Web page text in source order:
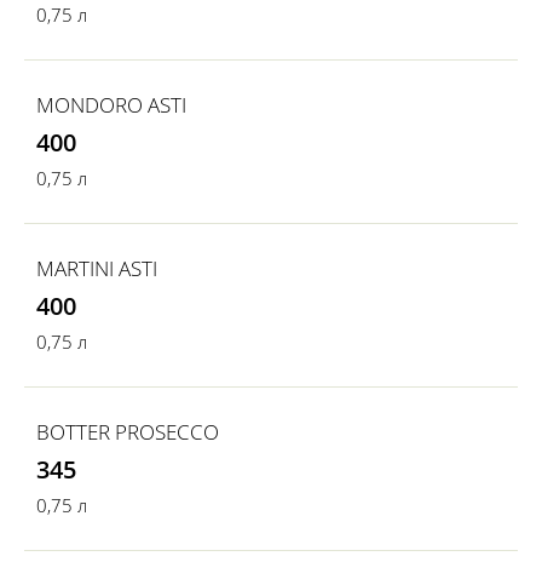
0,75 л
MONDORO ASTI
400
0,75 л
MARTINI ASTI
400
0,75 л
BOTTER PROSECCO
345
0,75 л